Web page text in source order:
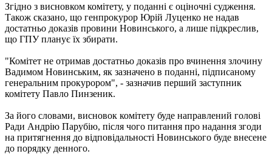
Згідно з висновком комітету, у поданні є оціночні судження.
Також сказано, що генпрокурор Юрій Луценко не надав
достатньо доказів провини Новинського, а лише підкреслив,
що ГПУ планує їх збирати.
"Комітет не отримав достатньо доказів про вчинення злочину
Вадимом Новинським, як зазначено в поданні, підписаному
генеральним прокурором", - зазначив перший заступник
комітету Павло Пинзеник.
За його словами, висновок комітету буде направлений голові
Ради Андрію Парубію, після чого питання про надання згоди
на притягнення до відповідальності Новинського буде внесене
до порядку денного.